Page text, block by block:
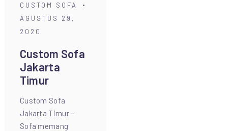
CUSTOM SOFA
AGUSTUS 29,
2020
Custom Sofa
Jakarta
Timur
Custom Sofa
Jakarta Timur –
Sofa memang